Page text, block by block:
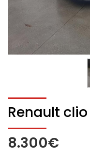
Renault clio
8.300€